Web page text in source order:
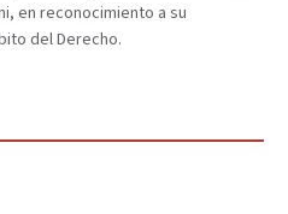
en reconocimiento a su
del Derecho.